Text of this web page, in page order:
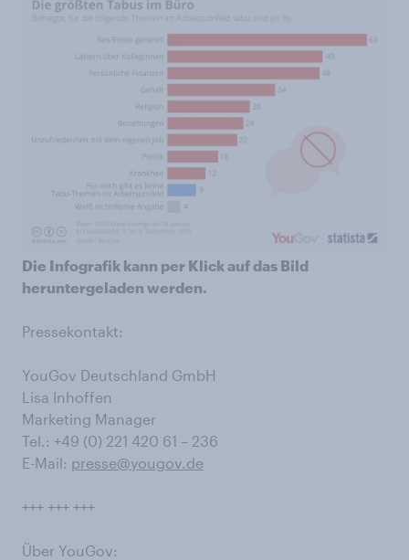
Die Infografik kann per Klick auf das Bild
heruntergeladen werden.
Pressekontakt:
YouGov Deutschland GmbH
Lisa Inhoffen
Marketing Manager
Tel.: +49 (0) 221 420 61 – 236
E-Mail: presse@yougov.de
+++ +++ +++
Über YouGov: